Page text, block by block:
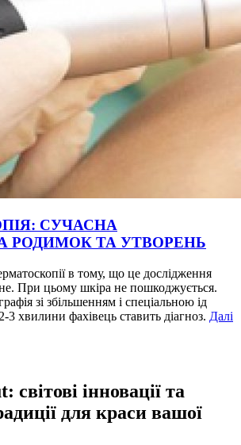
СУЧАСНА
РОДИМОК ТА УТВОРЕНЬ
в тому, що це дослідження
При цьому шкіра не пошкоджується.
зі збільшенням і спеціальною ід
3 хвилини фахівець ставить діагноз. Далі
інновації та
для краси вашої